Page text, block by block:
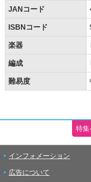
JANコード
ISBNコード
楽器
編成
難易度
特集
インフォメーション
広告について